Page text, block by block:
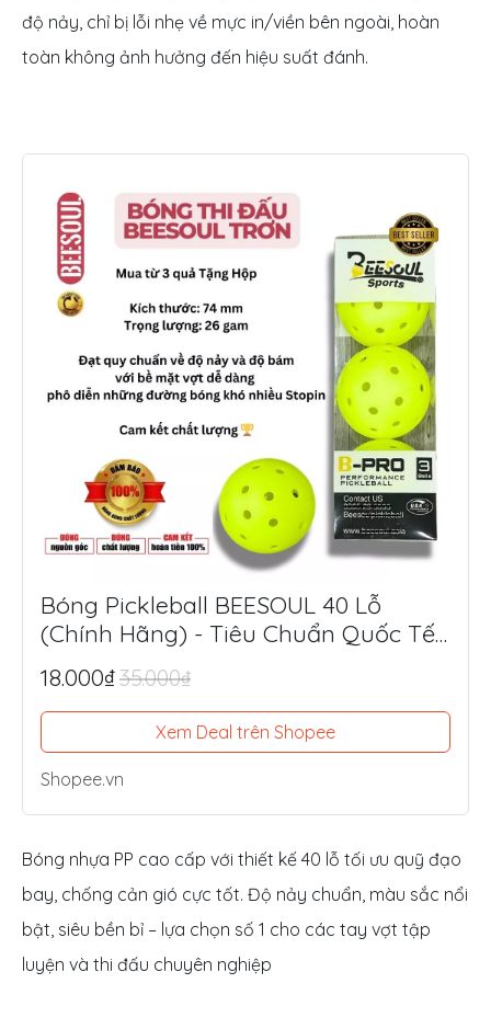
độ nảy, chỉ bị lỗi nhẹ về mực in/viền bên ngoài, hoàn
toàn không ảnh hưởng đến hiệu suất đánh.
Bóng Pickleball BEESOUL 40 Lỗ
(Chính Hãng) - Tiêu Chuẩn Quốc Tế,
Chuyên Thi Đấu & Tập Luyện Ngoài
Trời
18.000₫35.000₫
Xem Deal trên Shopee
Shopee.vn
Bóng nhựa PP cao cấp với thiết kế 40 lỗ tối ưu quỹ đạo
bay, chống cản gió cực tốt. Độ nảy chuẩn, màu sắc nổi
bật, siêu bền bỉ – lựa chọn số 1 cho các tay vợt tập
luyện và thi đấu chuyên nghiệp